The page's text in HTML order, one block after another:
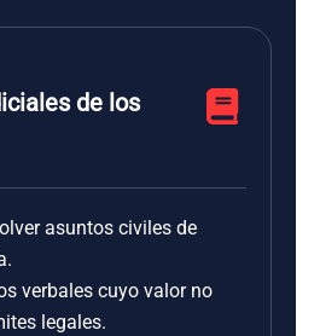
de los
asuntos civiles de
verbales cuyo valor no
legales.